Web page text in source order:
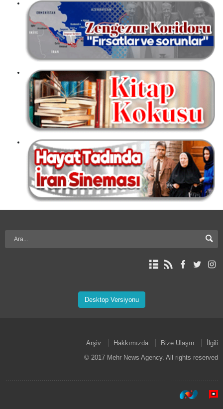
Desktop Versiyonu
Arşiv Hakkımızda Bize Ulaşın
İlgili
© 2017 Mehr News Agency. All rights reserved